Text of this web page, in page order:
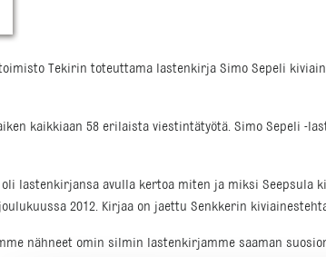
Tekirin toteuttama lastenkirja Simo Sepeli
kaikkiaan 58 erilaista viestintätyötä. Simo Sepeli -
oli lastenkirjansa avulla kertoa miten ja miksi
2012. Kirjaa on jaettu Senkkerin
nähneet omin silmin lastenkirjamme saaman